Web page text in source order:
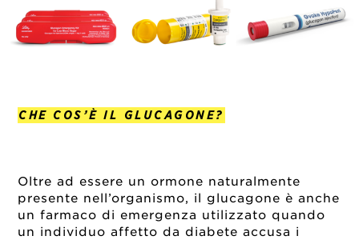
CHE COS’È IL GLUCAGONE?
Oltre ad essere un ormone naturalmente
presente nell’organismo, il glucagone è anche
un farmaco di emergenza utilizzato quando
un individuo affetto da diabete accusa i